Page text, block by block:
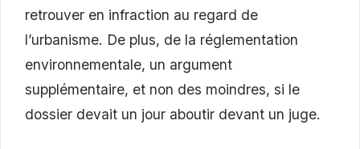
retrouver en infraction au regard de
l’urbanisme. De plus, de la réglementation
environnementale, un argument
supplémentaire, et non des moindres, si le
dossier devait un jour aboutir devant un juge.